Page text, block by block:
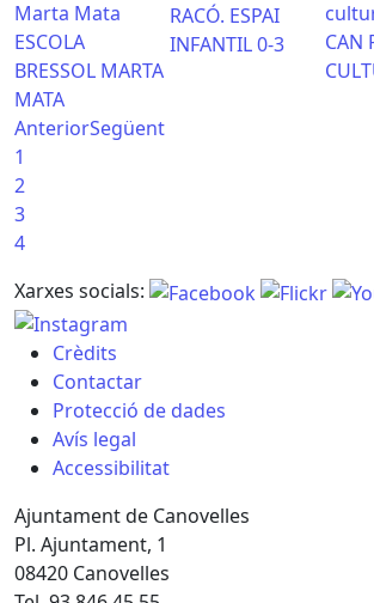
ESCOLA
BRESSOL MARTA
MATA
RACÓ. ESPAI
INFANTIL 0-3
CAN
AnteriorSegüent
1
2
3
4
Xarxes socials:
Crèdits
Contactar
Protecció de dades
Avís legal
Accessibilitat
Ajuntament de Canovelles
Pl. Ajuntament, 1
08420 Canovelles